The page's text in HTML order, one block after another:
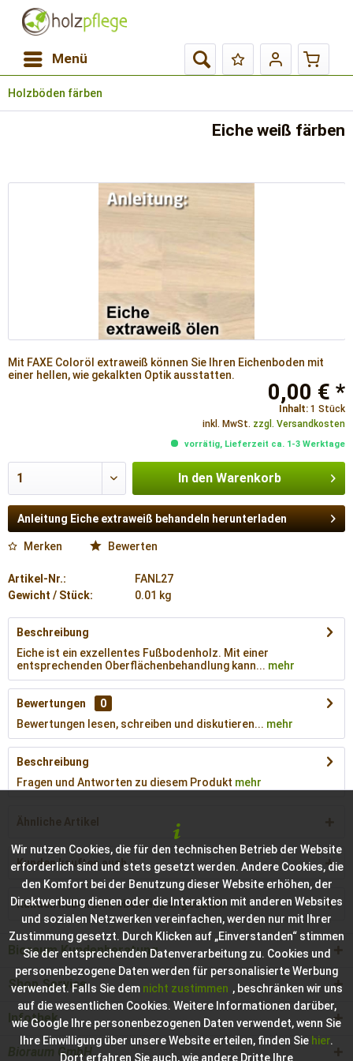
Menü
Holzböden färben
Eiche weiß färben
Mit FAXE Coloröl extraweiß können Sie Ihren Eichenboden mit
einer hellen, wie gekalkten Optik ausstatten.
0,00 € *
Inhalt: 1 Stück
inkl. MwSt. zzgl. Versandkosten
vorrätig, Lieferzeit ca. 1-3 Werktage
In den Warenkorb
Anleitung Eiche extraweiß behandeln herunterladen
Merken Bewerten
Artikel-Nr.:
FANL27
Gewicht / Stück:
0.01 kg
Beschreibung
Eiche ist ein exzellentes Fußbodenholz. Mit einer
entsprechenden Oberflächenbehandlung kann... mehr
Bewertungen
0
Bewertungen lesen, schreiben und diskutieren... mehr
Beschreibung
Fragen und Antworten zu diesem Produkt mehr
Ähnliche Artikel
Kunden kauften auch
Kunden haben sich ebenfalls angesehen
Bioraum Kundenberatung
Shop Service
Infothek
Bioraum GmbH
Wir nutzen Cookies, die für den technischen Betrieb der Website
erforderlich sind und stets gesetzt werden. Andere Cookies, die
den Komfort bei der Benutzung dieser Website erhöhen, der
Direktwerbung dienen oder die Interaktion mit anderen Websites
und sozialen Netzwerken vereinfachen, werden nur mit Ihrer
Zustimmung gesetzt. Durch Klicken auf „Einverstanden“ stimmen
Sie der entsprechenden Datenverarbeitung zu. Cookies und
personenbezogene Daten werden für personalisierte Werbung
verwendet. Falls Sie dem nicht zustimmen , beschränken wir uns
auf die wesentlichen Cookies. Weitere Informationen darüber,
wie Google Ihre personenbezogenen Daten verwendet, wenn Sie
Ihre Einwilligung über unsere Website erteilen, finden Sie hier.
Dort erfahren Sie auch, wie andere Dritte Ihre